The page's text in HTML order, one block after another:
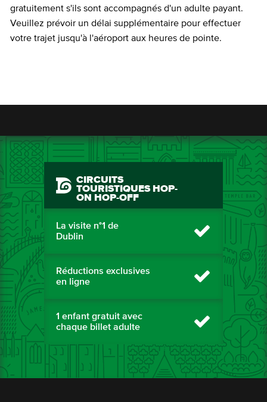
gratuitement s'ils sont accompagnés d'un adulte payant.
Veuillez prévoir un délai supplémentaire pour effectuer
votre trajet jusqu'à l'aéroport aux heures de pointe.
CIRCUITS
TOURISTIQUES HOP-
ON HOP-OFF
La visite n°1 de
Dublin
Réductions exclusives
en ligne
1 enfant gratuit avec
chaque billet adulte